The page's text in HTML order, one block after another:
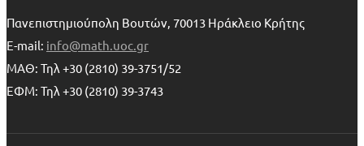
Πανεπιστημιούπολη Βουτών, 70013 Ηράκλειο Κρήτης
E-mail: info@math.uoc.gr
ΜΑΘ: Τηλ +30 (2810) 39-3751/52
ΕΦΜ: Τηλ +30 (2810) 39-3743